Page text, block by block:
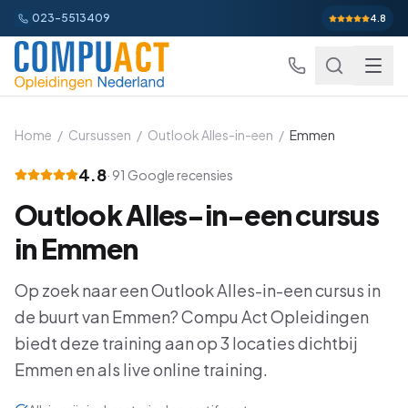
023-5513409 4.8
Excel
Excel Basis Beginner
Excel: Draaitabellen en Grafieken Gevorderd
Excel: Analyse en Rapportage
Word
Word Gevorderd Gevorderd
Word: Complexe Documenten Gevorderd
Outlook Alles-in-een Beginner
Outlook en Time Management
PowerPoint
PowerPoint Alles-in-een
Power BI
Home / Cursussen / Outlook Alles-in-een / Emmen
4.8· 91 Google recensies
Outlook Alles-in-eencursus
inEmmen
Op zoek naar eenOutlook Alles-in-eencursus in
de buurt van Emmen? Compu Act Opleidingen
biedt deze training aan op3 locaties dichtbij
Emmen en als live online training.